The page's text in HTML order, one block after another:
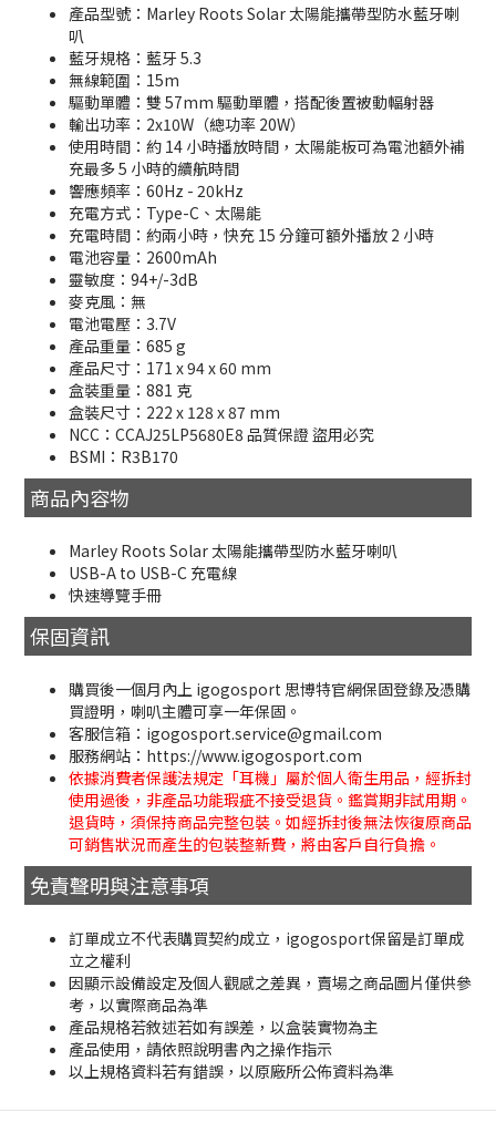
產品型號：Marley Roots Solar 太陽能攜帶型防水藍牙喇
叭
藍牙規格：藍牙 5.3
無線範圍：15m
驅動單體：雙 57mm 驅動單體，搭配後置被動輻射器
輸出功率：2x10W（總功率 20W）
使用時間：約 14 小時播放時間，太陽能板可為電池額外補
充最多 5 小時的續航時間
響應頻率：60Hz - 20kHz
充電方式：Type-C、太陽能
充電時間：約兩小時，快充 15 分鐘可額外播放 2 小時
電池容量：2600mAh
靈敏度：94+/-3dB
麥克風：無
電池電壓：3.7V
產品重量：685 g
產品尺寸：171 x 94 x 60 mm
盒裝重量：881 克
盒裝尺寸：222 x 128 x 87 mm
NCC：CCAJ25LP5680E8 品質保證 盜用必究
BSMI：R3B170
商品內容物
Marley Roots Solar 太陽能攜帶型防水藍牙喇叭
USB-A to USB-C 充電線
快速導覽手冊
保固資訊
購買後一個月內上 igogosport 思博特官網保固登錄及憑購
買證明，喇叭主體可享一年保固。
客服信箱：igogosport.service@gmail.com
服務網站：https://www.igogosport.com
依據消費者保護法規定「耳機」屬於個人衛生用品，經拆封
使用過後，非產品功能瑕疵不接受退貨。鑑賞期非試用期。
退貨時，須保持商品完整包裝。如經拆封後無法恢復原商品
可銷售狀況而產生的包裝整新費，將由客戶自行負擔。
免責聲明與注意事項
訂單成立不代表購買契約成立，igogosport保留是訂單成
立之權利
因顯示設備設定及個人觀感之差異，賣場之商品圖片僅供參
考，以實際商品為準
產品規格若敘述若如有誤差，以盒裝實物為主
產品使用，請依照說明書內之操作指示
以上規格資料若有錯誤，以原廠所公佈資料為準